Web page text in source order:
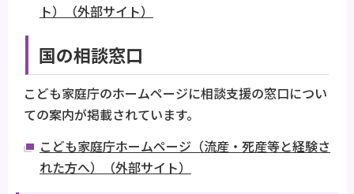
ト）（外部サイト）
国の相談窓口
こども家庭庁のホームページに相談支援の窓口につい
ての案内が掲載されています。
こども家庭庁ホームページ（流産・死産等と経験さ
れた方へ）（外部サイト）